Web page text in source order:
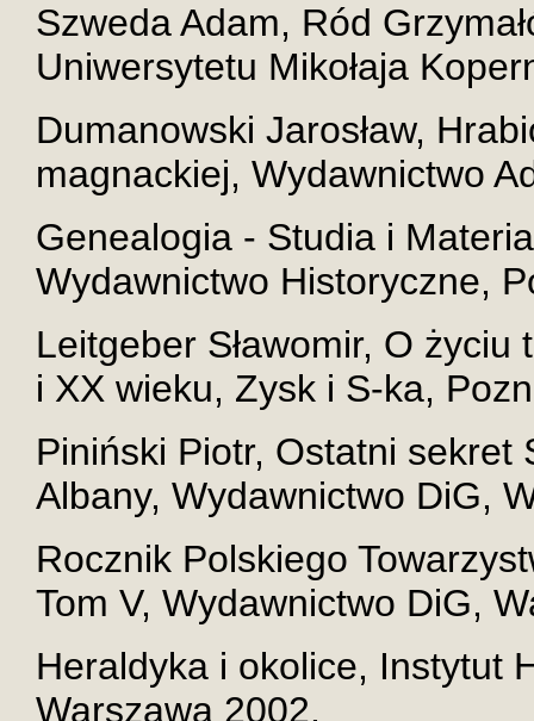
Szweda Adam, Ród
Uniwersytetu Mikołaja
Dumanowski Jarosław,
magnackiej, Wydawnictwo
Genealogia - Studia i
Wydawnictwo Historyczne,
Leitgeber Sławomir, O
i XX wieku, Zysk i S-ka,
Piniński Piotr, Ostatni sekret
Albany, Wydawnictwo DiG,
Rocznik Polskiego
Tom V, Wydawnictwo DiG,
Heraldyka i okolice, Instytut
Warszawa 2002.